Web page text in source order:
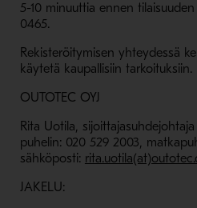
5-10 minuuttia ennen
0465.
Rekisteröitymisen yhteydessä
käytetä kaupallisiin tarkoituksiin.
OUTOTEC OYJ
Rita Uotila, sijoittajasuhdejohtaja
puhelin: 020 529 2003,
sähköposti:
JAKELU: